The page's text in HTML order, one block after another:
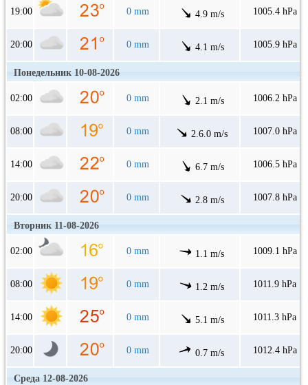
19:00 0 mm 4.9 m/s 1005.4 hPa
20:00 0 mm 4.1 m/s 1005.9 hPa
Понедельник 10-08-2026
02:00 0 mm 2.1 m/s 1006.2 hPa
08:00 0 mm 2.6.0 m/s 1007.0 hPa
14:00 0 mm 6.7 m/s 1006.5 hPa
20:00 0 mm 2.8 m/s 1007.8 hPa
Вторник 11-08-2026
02:00 0 mm 1.1 m/s 1009.1 hPa
08:00 0 mm 1.2 m/s 1011.9 hPa
14:00 0 mm 5.1 m/s 1011.3 hPa
20:00 0 mm 0.7 m/s 1012.4 hPa
Среда 12-08-2026